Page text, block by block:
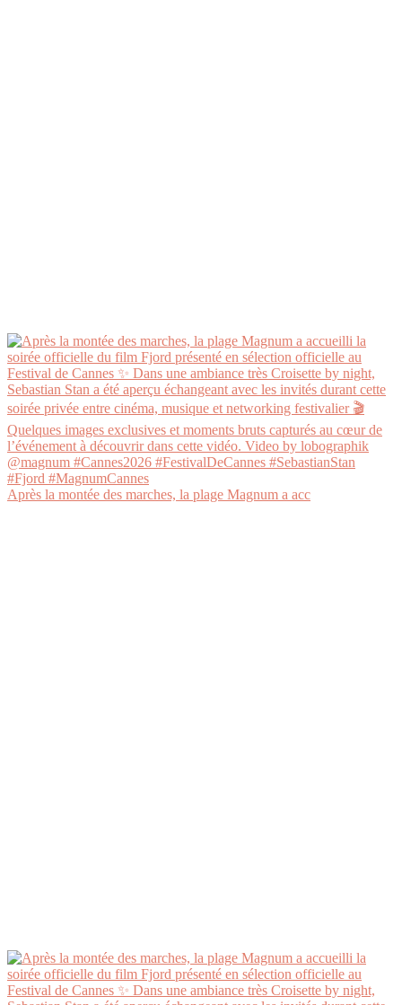
Après la montée des marches, la plage Magnum a acc